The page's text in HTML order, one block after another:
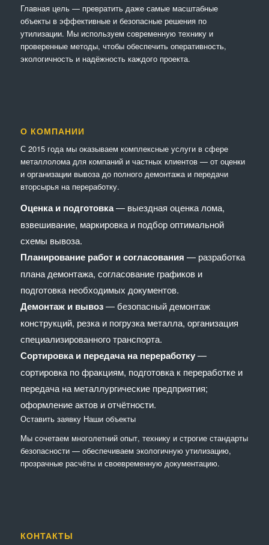
Главная цель — превратить даже самые масштабные
объекты в эффективные и безопасные решения по
утилизации. Мы используем современную технику и
проверенные методы, чтобы обеспечить оперативность,
экологичность и надёжность каждого проекта.
О КОМПАНИИ
С 2015 года мы оказываем комплексные услуги в сфере
металлолома для компаний и частных клиентов — от оценки
и организации вывоза до полного демонтажа и передачи
вторсырья на переработку.
Оценка и подготовка— выездная оценка лома,
взвешивание, маркировка и подбор оптимальной
схемы вывоза.
Планирование работ и согласования — разработка
плана демонтажа, согласование графиков и
подготовка необходимых документов.
Демонтаж и вывоз— безопасный демонтаж
конструкций, резка и погрузка металла, организация
специализированного транспорта.
Сортировка и передача на переработку—
сортировка по фракциям, подготовка к переработке и
передача на металлургические предприятия;
оформление актов и отчётности.
Оставить заявку Наши объекты
Мы сочетaем многолетний опыт, технику и строгие стандарты
безопасности — обеспечиваем экологичную утилизацию,
прозрачные расчёты и своевременную документацию.
КОНТАКТЫ